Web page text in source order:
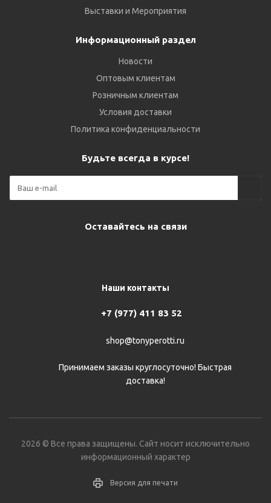
Выставки и Мероприятия
Информационный раздел
Новости
Оптовым клиентам
Розничным клиентам
Условия доставки
Политика конфиденциальности
Будьте всегда в курсе!
Оставайтесь на связи
Наши контакты
+7 (977) 411 83 52
shop@tonyperotti.ru
Принимаем заказы круглосуточно! Быстрая
доставка!
2026 © Все права защищены. Сайт носит исключительно
информационный характер
Версия для печати